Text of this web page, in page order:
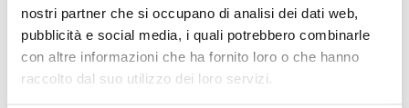
nostri partner che si occupano di analisi dei dati web,
pubblicità e social media, i quali potrebbero combinarle
con altre informazioni che ha fornito loro o che hanno
raccolto dal suo utilizzo dei loro servizi.